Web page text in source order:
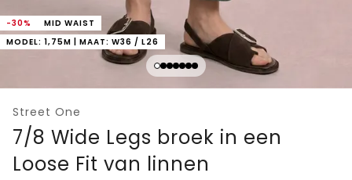
-30%
MID WAIST
MODEL: 1,75M | MAAT: W36 / L26
Street One
7/8 Wide Legs broek in een
Loose Fit van linnen